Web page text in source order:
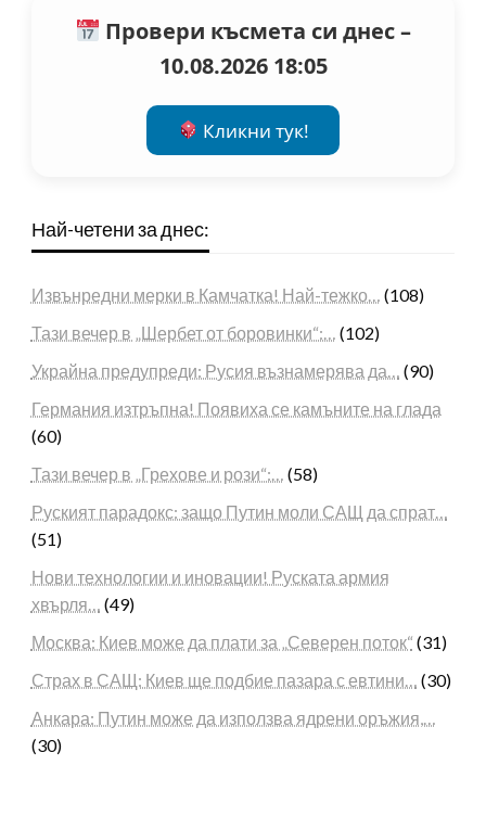
Провери късмета си днес –
10.08.2026 18:05
Кликни тук!
Най-четени за днес:
Извънредни мерки в Камчатка! Най-тежко…
(108)
Тази вечер в „Шербет от боровинки“:…
(102)
Украйна предупреди: Русия възнамерява да…
(90)
Германия изтръпна! Появиха се камъните на глада
(60)
Тази вечер в „Грехове и рози“:…
(58)
Руският парадокс: защо Путин моли САЩ да спрат…
(51)
Нови технологии и иновации! Руската армия
хвърля…
(49)
Москва: Киев може да плати за „Северен поток“ (31)
Страх в САЩ: Киев ще подбие пазара с евтини…
(30)
Анкара: Путин може да използва ядрени оръжия,…
(30)